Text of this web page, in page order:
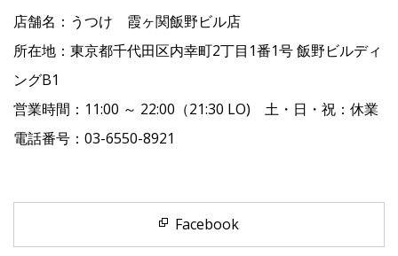
店舗名：うつけ 霞ヶ関飯野ビル店
所在地：東京都千代田区内幸町2丁目1番1号 飯野ビルディ
ングB1
営業時間：11:00 ～ 22:00（21:30 LO) 土・日・祝：休業
電話番号：03-6550-8921
Facebook